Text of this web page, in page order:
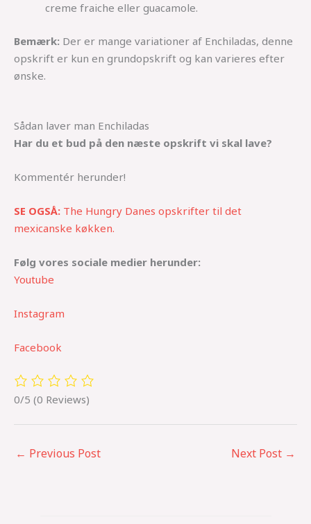
creme fraiche eller guacamole.
Bemærk: Der er mange variationer af Enchiladas, denne
opskrift er kun en grundopskrift og kan varieres efter
ønske.
Sådan laver man Enchiladas
Har du et bud på den næste opskrift vi skal lave?
Kommentér herunder!
SE OGSÅ: The Hungry Danes opskrifter til det
mexicanske køkken.
Følg vores sociale medier herunder:
Youtube
Instagram
Facebook
0/5 (0 Reviews)
← Previous Post Next Post →